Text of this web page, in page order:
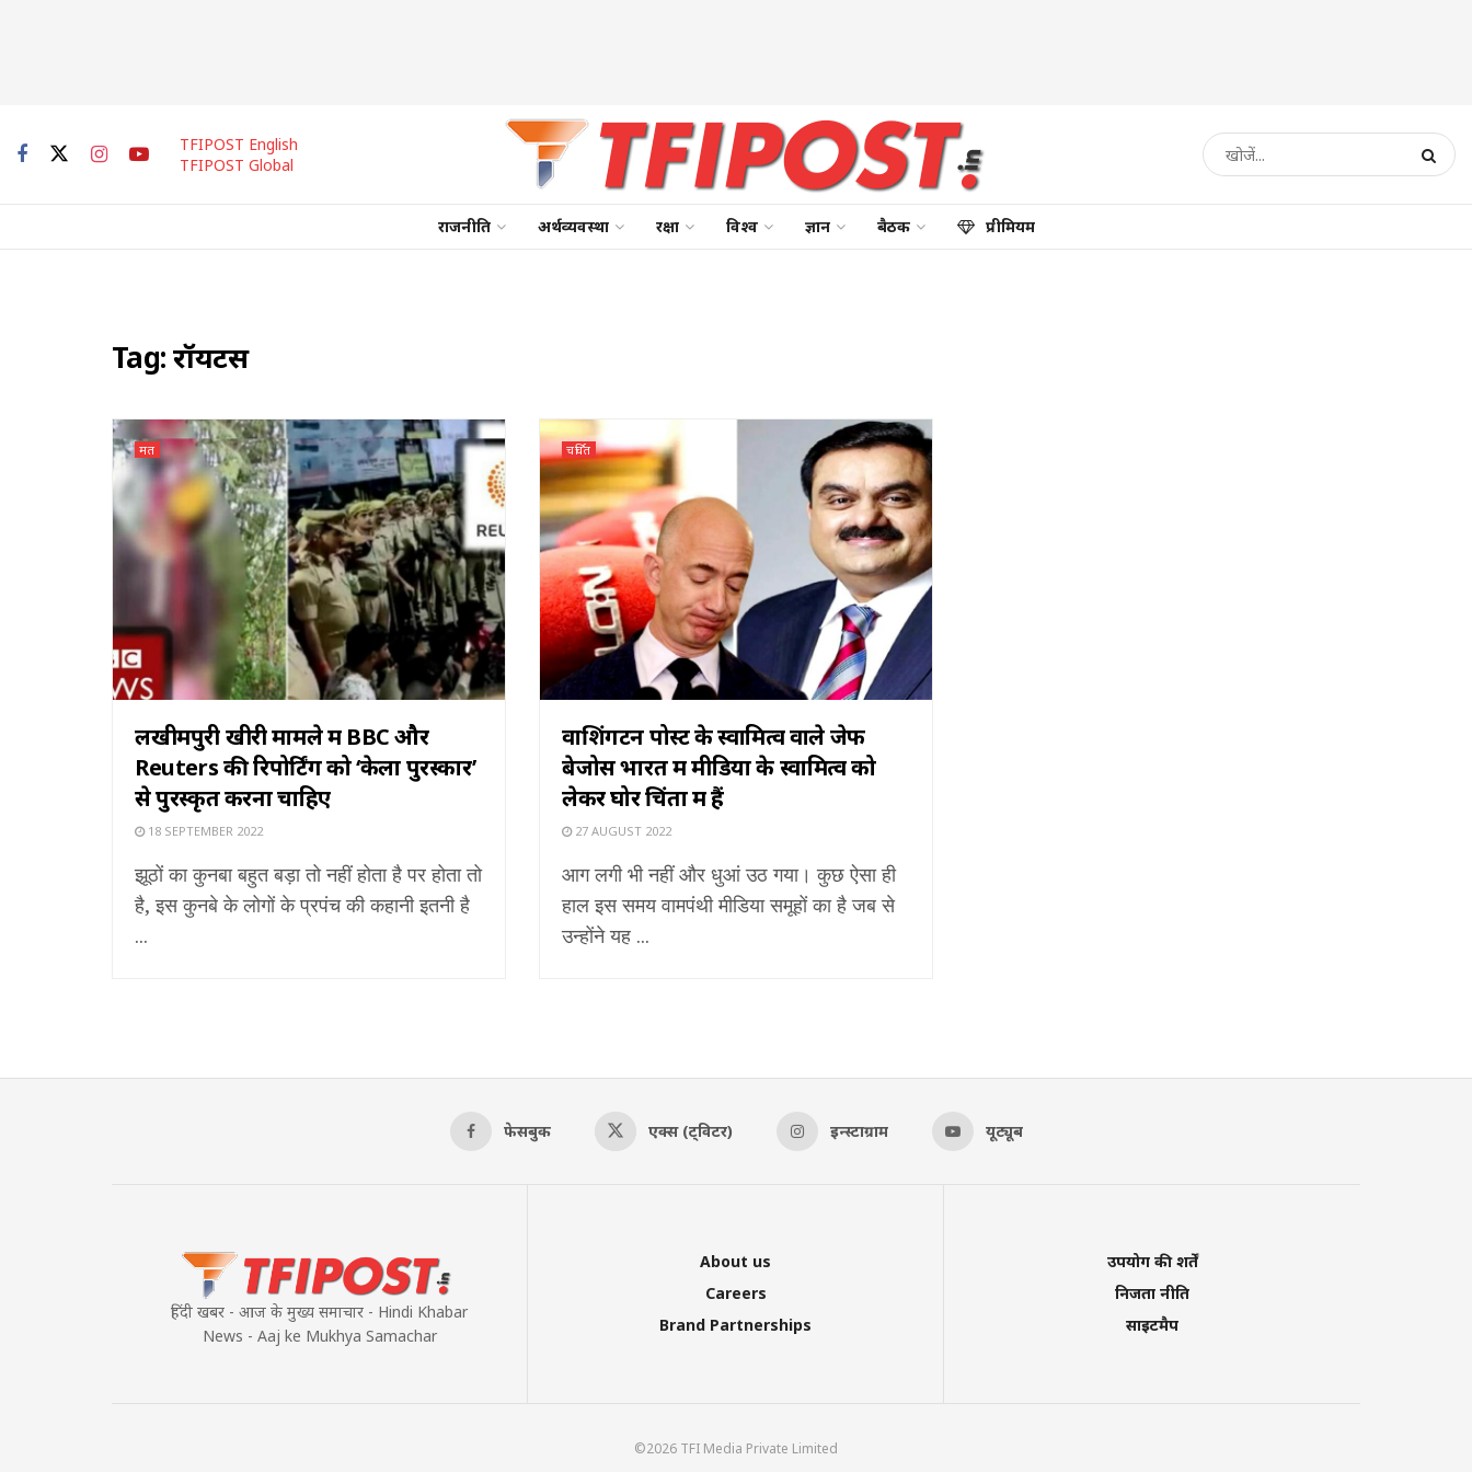
TFIPOST English
TFIPOST Global
राजनीति अर्थव्यवस्था रक्षा विश्व ज्ञान बैठक प्रीमियम
Tag:रॉयटर्स
मत
लखीमपुरी खीरी मामले में BBC और
Reuters की रिपोर्टिंग को ‘केला पुरस्कार’
से पुरस्कृत करना चाहिए
18 SEPTEMBER 2022
झूठों का कुनबा बहुत बड़ा तो नहीं होता है पर होता तो
है, इस कुनबे के लोगों के प्रपंच की कहानी इतनी है
...
चर्चित
वाशिंगटन पोस्ट के स्वामित्व वाले जेफ
बेजोस भारत में मीडिया के स्वामित्व को
लेकर घोर चिंता में हैं
27 AUGUST 2022
आग लगी भी नहीं और धुआं उठ गया। कुछ ऐसा ही
हाल इस समय वामपंथी मीडिया समूहों का है जब से
उन्होंने यह ...
फेसबुक एक्स (ट्विटर) इन्स्टाग्राम यूट्यूब
हिंदी खबर - आज के मुख्य समाचार - Hindi Khabar
News - Aaj ke Mukhya Samachar
About us
Careers
Brand Partnerships
उपयोग की शर्तें
निजता नीति
साइटमैप
©2026 TFI Media Private Limited